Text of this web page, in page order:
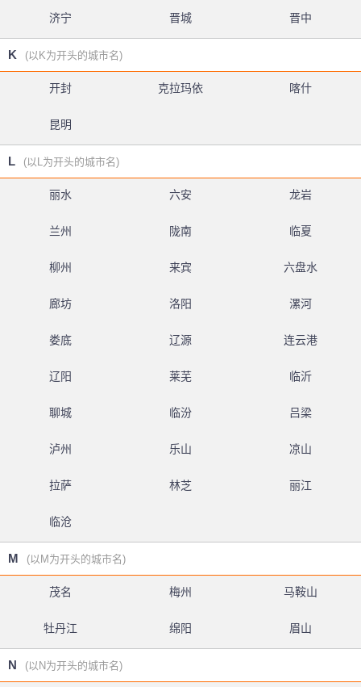
济宁 晋城 晋中
K (以K为开头的城市名)
开封 克拉玛依 喀什
昆明
L (以L为开头的城市名)
丽水 六安 龙岩
兰州 陇南 临夏
柳州 来宾 六盘水
廊坊 洛阳 漯河
娄底 辽源 连云港
辽阳 莱芜 临沂
聊城 临汾 吕梁
泸州 乐山 凉山
拉萨 林芝 丽江
临沧
M (以M为开头的城市名)
茂名 梅州 马鞍山
牡丹江 绵阳 眉山
N (以N为开头的城市名)